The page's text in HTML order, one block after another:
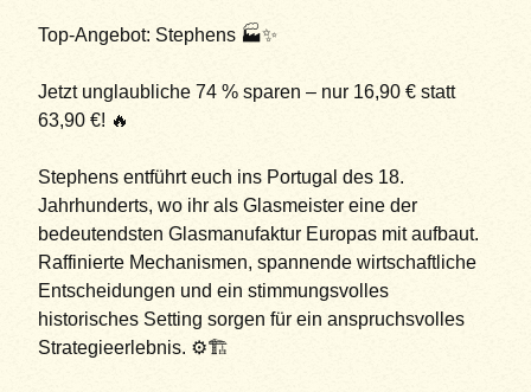
Top-Angebot: Stephens 🏭✨
Jetzt unglaubliche 74 % sparen – nur 16,90 € statt
63,90 €! 🔥
Stephens entführt euch ins Portugal des 18.
Jahrhunderts, wo ihr als Glasmeister eine der
bedeutendsten Glasmanufaktur Europas mit aufbaut.
Raffinierte Mechanismen, spannende wirtschaftliche
Entscheidungen und ein stimmungsvolles
historisches Setting sorgen für ein anspruchsvolles
Strategieerlebnis. ⚙️🏗️